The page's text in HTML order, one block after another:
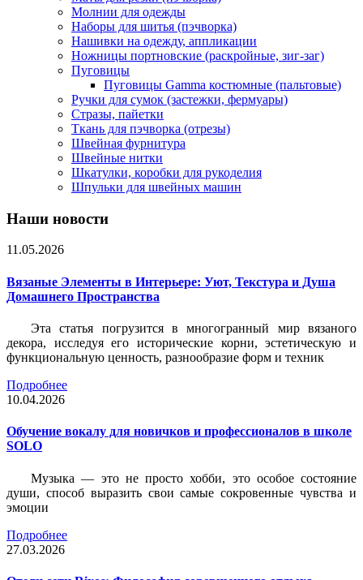
Молнии для одежды
Наборы для шитья (пэчворка)
Нашивки на одежду, аппликации
Ножницы портновские (раскройные, зиг-заг)
Пуговицы
Пуговицы Gamma костюмные (пальтовые)
Ручки для сумок (застежки, фермуары)
Стразы, пайетки
Ткань для пэчворка (отрезы)
Швейная фурнитура
Швейные нитки
Шкатулки, коробки для рукоделия
Шпульки для швейных машин
Наши новости
11.05.2026
Вязаные Элементы в Интерьере: Уют, Текстура и Душа
Домашнего Пространства
Эта статья погрузится в многогранный мир вязаного
декора, исследуя его исторические корни, эстетическую и
функциональную ценность, разнообразие форм и техник
Подробнее
10.04.2026
Обучение вокалу для новичков и профессионалов в школе
SOLO
Музыка — это не просто хобби, это особое состояние
души, способ выразить свои самые сокровенные чувства и
эмоции
Подробнее
27.03.2026